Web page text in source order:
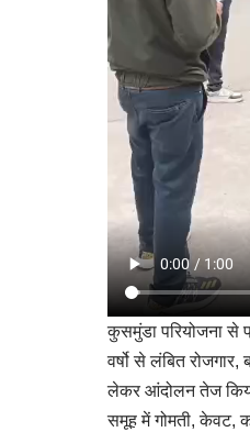
कुसमुंडा परियोजना से
वर्षो से लंबित
लेकर आंदोलन तेज
समूह में गोमती, केवट,